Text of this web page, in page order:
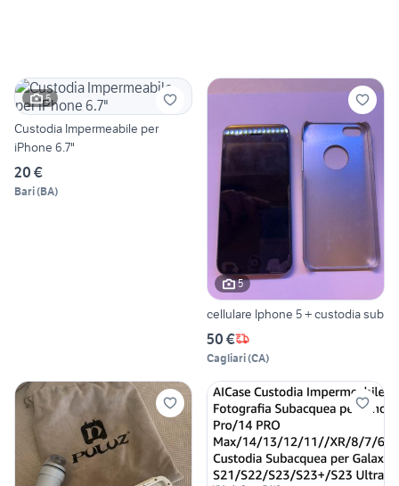
5
Custodia Impermeabile per
iPhone 6.7"
20 €
Bari(BA)
5
cellulare Iphone 5 + custodia sub
50 €
Cagliari(CA)